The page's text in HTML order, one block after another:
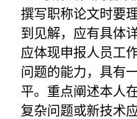
撰写职称论文时要
到见解，应有具体
应体现申报人员工
问题的能力，具有
平。重点阐述本人
复杂问题或新技术